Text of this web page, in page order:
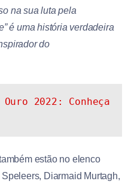
na sua luta pela
é uma história verdadeira
do
2022: Conheça
estão no elenco
Diarmaid Murtagh,